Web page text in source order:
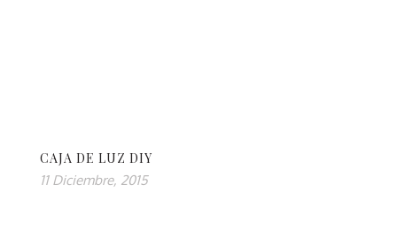
CAJA DE LUZ DIY
11 Diciembre, 2015